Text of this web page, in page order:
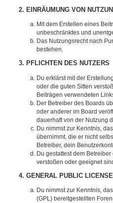
2. EINRÄUMUNG VON
Mit dem Erstellen eines
unbeschränktes und
Das Nutzungsrecht nach
bestehen.
3. PFLICHTEN DES NUTZERS
Du erklärst mit der
oder die guten Sitten
Beiträgen verwendeten
Der Betreiber des Boards
oder anderer im Board
dauerhaft von der Nutzung
Du nimmst zur Kenntnis,
übernimmt, die er nicht
Betreiber, dein
Du gestattest dem
verstoßen oder geeignet
4. GENERAL PUBLIC LICENSE
Du nimmst zur Kenntnis,
(GPL) bereitgestellten